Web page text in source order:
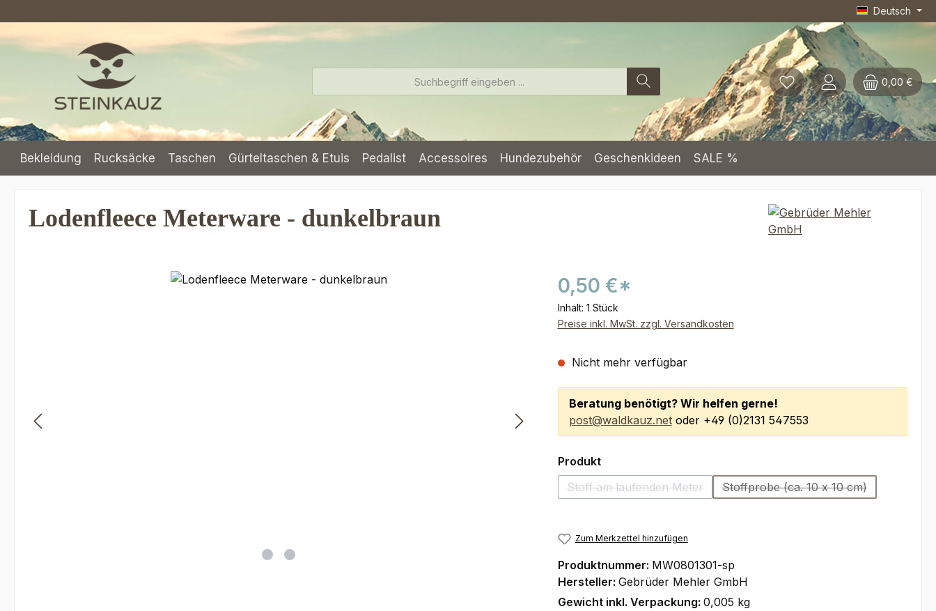
Deutsch
0,00 €
Bekleidung Rucksäcke Taschen Gürteltaschen & Etuis Pedalist Accessoires Hundezubehör Geschenkideen SALE %
Lodenfleece Meterware - dunkelbraun
0,50 €*
Inhalt: 1 Stück
Preise inkl. MwSt. zzgl. Versandkosten
Nicht mehr verfügbar
Beratung benötigt? Wir helfen gerne!
post@waldkauz.netoder +49 (0)2131 547553
Produktauswählen
Stoff am laufenden Meter
(Diese Option ist zurzeit nicht verfügbar.)
Stoffprobe (ca. 10 x 10 cm)
(Diese Option ist zurzeit nicht
Zum Merkzettel hinzufügen
Produktnummer: MW0801301-sp
Hersteller: Gebrüder Mehler GmbH
Gewicht inkl. Verpackung: 0,005 kg